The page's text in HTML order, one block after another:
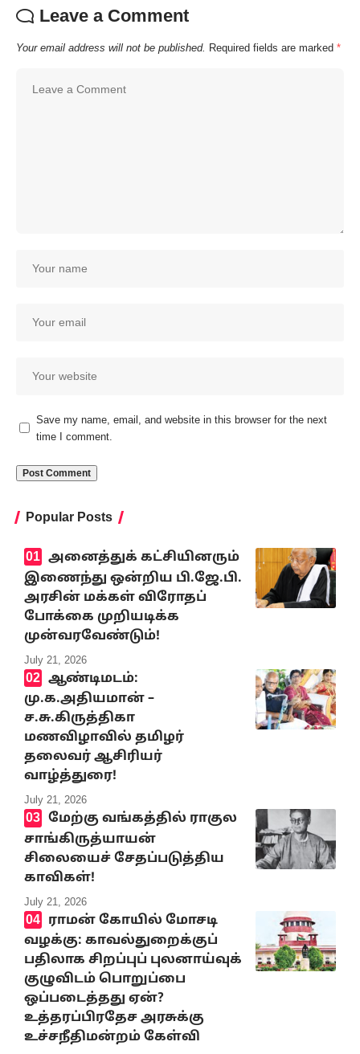
Leave a Comment
Your email address will not be published. Required fields are marked *
Save my name, email, and website in this browser for the next
time I comment.
Popular Posts
அனைத்துக் கட்சியினரும்
இணைந்து ஒன்றிய பி.ஜே.பி.
அரசின் மக்கள் விரோதப்
போக்கை முறியடிக்க
முன்வரவேண்டும்!
July 21, 2026
ஆண்டிமடம்:
மு.க.அதியமான் –
ச.சு.கிருத்திகா
மணவிழாவில் தமிழர்
தலைவர் ஆசிரியர்
வாழ்த்துரை!
July 21, 2026
மேற்கு வங்கத்தில் ராகுல
சாங்கிருத்யாயன்
சிலையைச் சேதப்படுத்திய
காவிகள்!
July 21, 2026
ராமன் கோயில் மோசடி
வழக்கு: காவல்துறைக்குப்
பதிலாக சிறப்புப் புலனாய்வுக்
குழுவிடம் பொறுப்பை
ஒப்படைத்தது ஏன்?
உத்தரப்பிரதேச அரசுக்கு
உச்சநீதிமன்றம் கேள்வி